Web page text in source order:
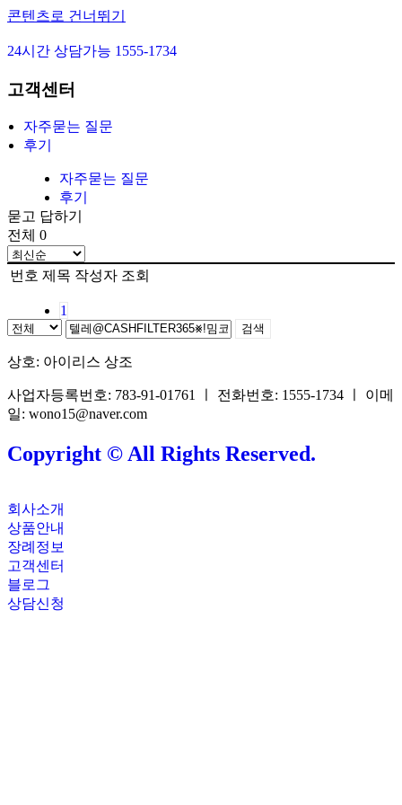
콘텐츠로 건너뛰기
아이리스 2호
아이리스 4호
장지준비
자주묻는 질문
후기
24시간 상담가능 1555-1734
고객센터
자주묻는 질문
후기
자주묻는 질문
후기
묻고 답하기
전체 0
번호 제목 작성자 조회
1
검색
상호: 아이리스 상조
사업자등록번호: 783-91-01761 ㅣ 전화번호: 1555-1734 ㅣ 이메
일: wono15@naver.com
Copyright © All Rights Reserved.
회사소개
상품안내
장례정보
고객센터
블로그
상담신청